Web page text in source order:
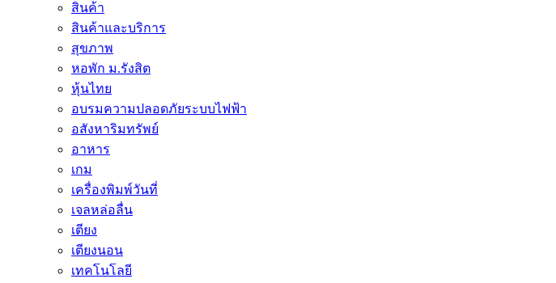
สินค้า
สินค้าและบริการ
สุขภาพ
หอพัก ม.รังสิต
หุ้นไทย
อบรมความปลอดภัยระบบไฟฟ้า
อสังหาริมทรัพย์
อาหาร
เกม
เครื่องพิมพ์วันที่
เจลหล่อลื่น
เตียง
เตียงนอน
เทคโนโลยี